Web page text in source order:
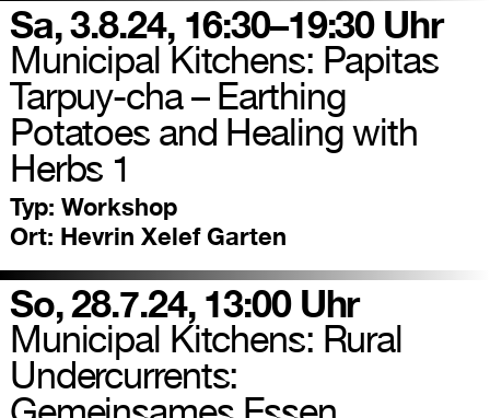
Sa, 3.8.24, 16:30–19:30 Uhr
Municipal Kitchens: Papitas
Tarpuy-cha – Earthing
Potatoes and Healing with
Herbs 1
Typ: Workshop
Ort: Hevrin Xelef Garten
So, 28.7.24, 13:00 Uhr
Municipal Kitchens: Rural
Undercurrents: